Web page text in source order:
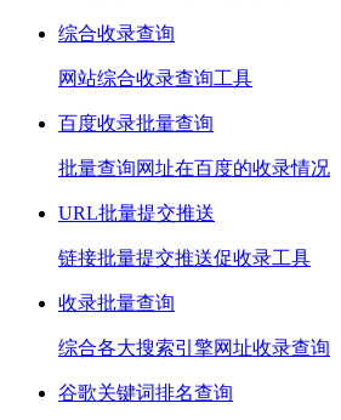
综合收录查询
网站综合收录查询工具
百度收录批量查询
批量查询网址在百度的收录情况
URL批量提交推送
链接批量提交推送促收录工具
收录批量查询
综合各大搜索引擎网址收录查询
谷歌关键词排名查询